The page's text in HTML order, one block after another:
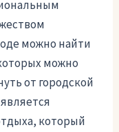
можно найти
можно
от городской
который